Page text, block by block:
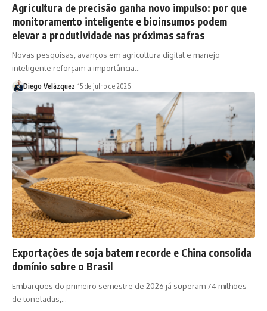
Agricultura de precisão ganha novo impulso: por que
monitoramento inteligente e bioinsumos podem
elevar a produtividade nas próximas safras
Novas pesquisas, avanços em agricultura digital e manejo
inteligente reforçam a importância…
Diego Velázquez 15 de julho de 2026
Exportações de soja batem recorde e China consolida
domínio sobre o Brasil
Embarques do primeiro semestre de 2026 já superam 74 milhões
de toneladas,…